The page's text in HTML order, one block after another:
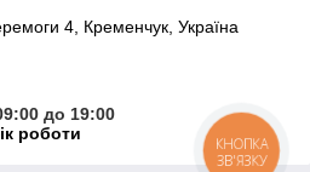
4, Кременчук, Україна
до 19:00
роботи
КНОПКА
ЗВ'ЯЗКУ